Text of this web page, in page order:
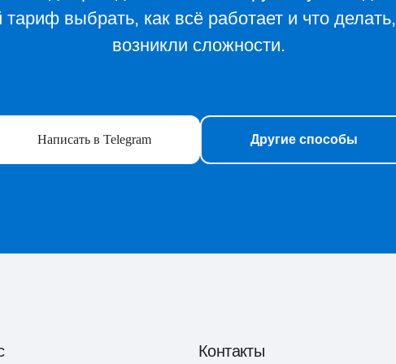
тариф выбрать, как всё работает и что
возникли сложности.
Написать в Telegram Другие способы
Контакты